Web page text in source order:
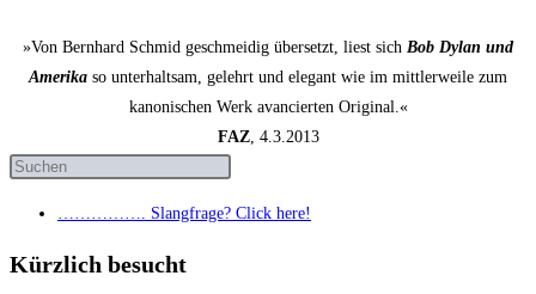
»Von Bernhard Schmid geschmeidig übersetzt, liest sich Bob Dylan und
Amerika so unterhaltsam, gelehrt und elegant wie im mittlerweile zum
kanonischen Werk avancierten Original.«
FAZ, 4.3.2013
……………. Slang­fra­ge? Click here!
Kürzlich besucht